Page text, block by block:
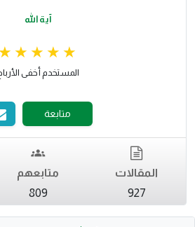
آية الله
المستخدم أخفى
متابعة
المقالات
927
متابعهم
809